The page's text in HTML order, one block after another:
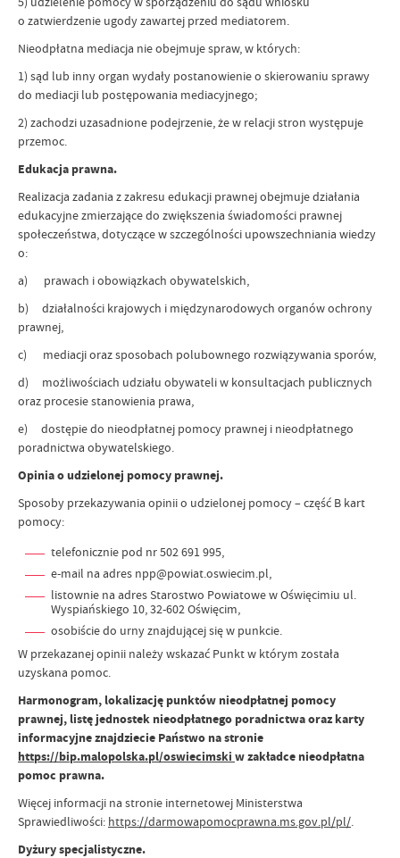
o zatwierdzenie ugody zawartej przed mediatorem.
Nieodpłatna mediacja nie obejmuje spraw, w których:
1) sąd lub inny organ wydały postanowienie o skierowaniu sprawy
do mediacji lub postępowania mediacyjnego;
2) zachodzi uzasadnione podejrzenie, że w relacji stron występuje
przemoc.
Edukacja prawna.
Realizacja zadania z zakresu edukacji prawnej obejmuje działania
edukacyjne zmierzające do zwiększenia świadomości prawnej
społeczeństwa, dotyczące w szczególności upowszechniania wiedzy
o:
a) prawach i obowiązkach obywatelskich,
b) działalności krajowych i międzynarodowych organów ochrony
prawnej,
c) mediacji oraz sposobach polubownego rozwiązywania sporów,
d) możliwościach udziału obywateli w konsultacjach publicznych
oraz procesie stanowienia prawa,
e) dostępie do nieodpłatnej pomocy prawnej i nieodpłatnego
poradnictwa obywatelskiego.
Opinia o udzielonej pomocy prawnej.
Sposoby przekazywania opinii o udzielonej pomocy – część B kart
pomocy:
telefonicznie pod nr 502 691 995,
e-mail na adres npp@powiat.oswiecim.pl,
listownie na adres Starostwo Powiatowe w Oświęcimiu ul.
Wyspiańskiego 10, 32-602 Oświęcim,
osobiście do urny znajdującej się w punkcie.
W przekazanej opinii należy wskazać Punkt w którym została
uzyskana pomoc.
Harmonogram, lokalizację punktów nieodpłatnej pomocy
prawnej, listę jednostek nieodpłatnego poradnictwa oraz karty
informacyjne znajdziecie Państwo na stronie
https://bip.malopolska.pl/oswiecimski w zakładce nieodpłatna
pomoc prawna.
Więcej informacji na stronie internetowej Ministerstwa
Sprawiedliwości: https://darmowapomocprawna.ms.gov.pl/pl/.
Dyżury specjalistyczne.